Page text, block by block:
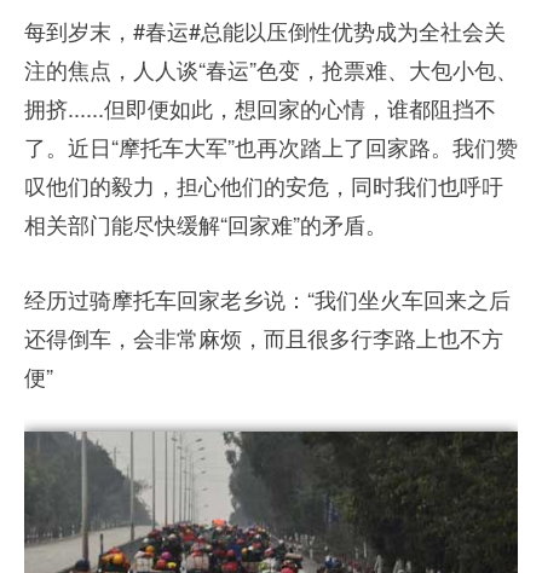
每到岁末，#春运#总能以压倒性优势成为全社会关
注的焦点，人人谈“春运”色变，抢票难、大包小包、
拥挤......但即便如此，想回家的心情，谁都阻挡不
了。近日“摩托车大军”也再次踏上了回家路。我们赞
叹他们的毅力，担心他们的安危，同时我们也呼吁
相关部门能尽快缓解“回家难”的矛盾。
经历过骑摩托车回家老乡说：“我们坐火车回来之后
还得倒车，会非常麻烦，而且很多行李路上也不方
便”